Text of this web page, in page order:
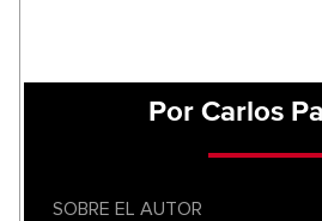
Por Carlos
SOBRE EL AUTOR